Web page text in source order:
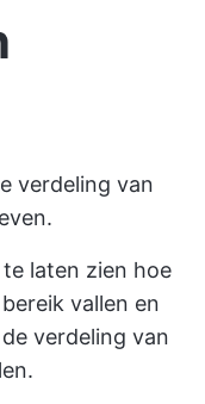
verdeling van
laten zien hoe
vallen en
verdeling van